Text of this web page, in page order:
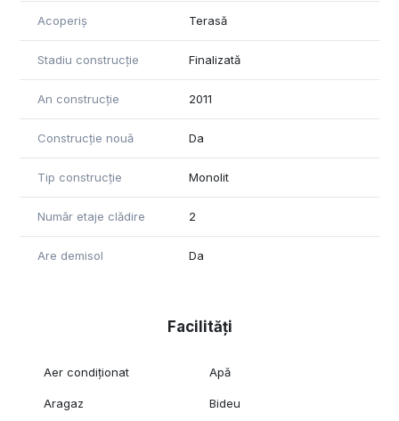
Acoperiș Terasă
Stadiu construcție Finalizată
An construcție 2011
Construcție nouă Da
Tip construcție Monolit
Număr etaje clădire 2
Are demisol Da
Facilități
Aer condiționat Apă
Aragaz Bideu